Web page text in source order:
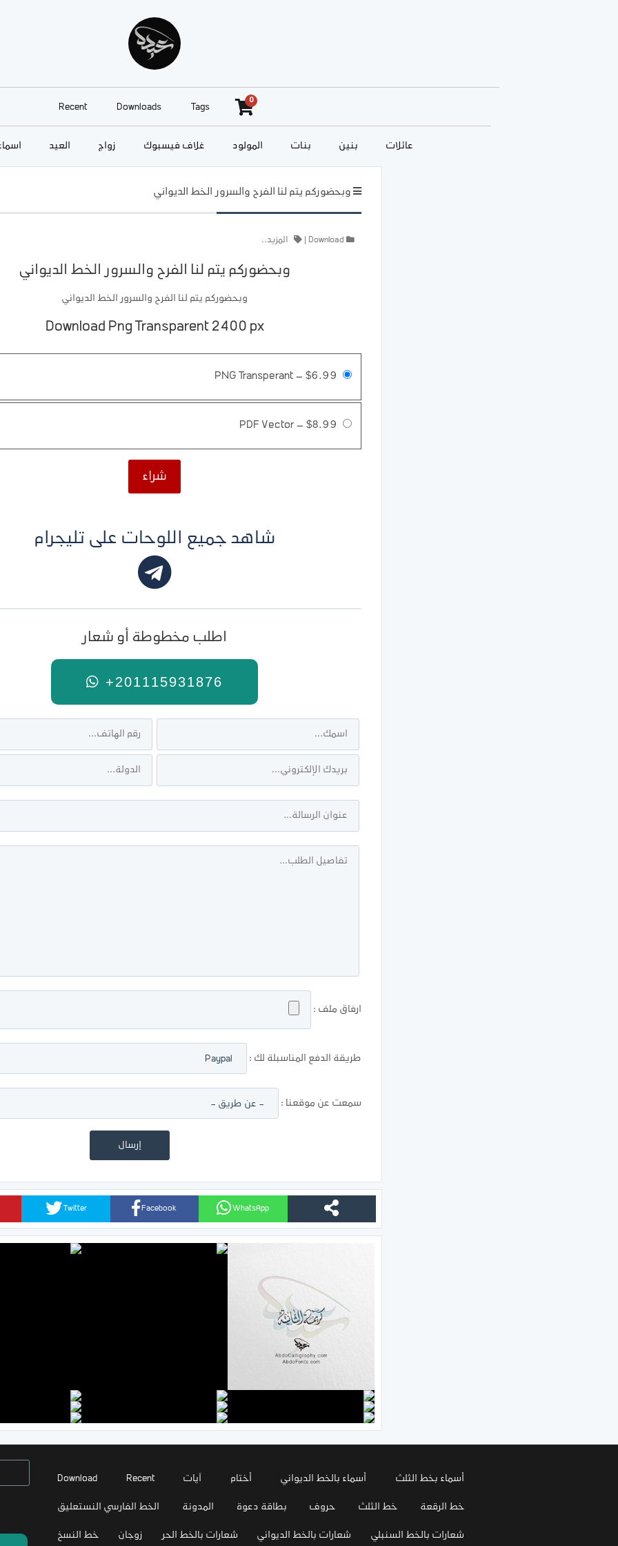
Recent Downloads Tags
0
العيد زواج غلاف فيسبوك المولود بنات بنين عائلات
وبحضوركم يتم لنا الفرح والسرور الخط الديواني
Download المزيد..
وبحضوركم يتم لنا الفرح والسرور الخط الديواني
وبحضوركم يتم لنا الفرح والسرور الخط الديواني
Download Png Transparent 2400 px
PNG Transperant – $6.99
PDF Vector– $8.99
شراء
شاهد جميع اللوحات على تليجرام
اطلب مخطوطة أو شعار
+201115931876
ارفاق ملف :
طريقة الدفع المناسبلة لك :
سمعت عن موقعنا :
WhatsApp
Facebook
Twitter
Download Recent آيات أختام أسماء بالخط الديواني أسماء بخط الثلث
الخط الفارسي النستعليق المدونة بطاقة دعوة حروف خط الثلث خط الرقعة
خط النسخ زوجان شعارات بالخط الحر شعارات بالخط الديواني شعارات بالخط السنبلي